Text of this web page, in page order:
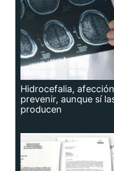
Hidrocefalia,
prevenir, aunque sí
producen